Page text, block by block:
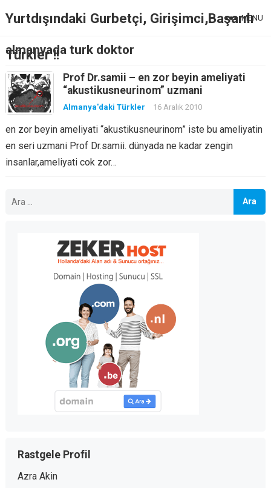
Yurtdışındaki Gurbetçi, Girişimci,Başarılı
Türkler !!
MENU
almanyada turk doktor
Prof Dr.samii – en zor beyin ameliyati
“akustikusneurinom” uzmani
Almanya'daki Türkler 16 Aralık 2010
en zor beyin ameliyati “akustikusneurinom” iste bu ameliyatin
en seri uzmani Prof Dr.samii. dünyada ne kadar zengin
insanlar,ameliyati cok zor…
Rastgele Profil
Azra Akin